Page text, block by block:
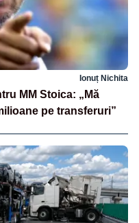
Ionuț Nichita
MM Stoica: „Mă
pe transferuri”